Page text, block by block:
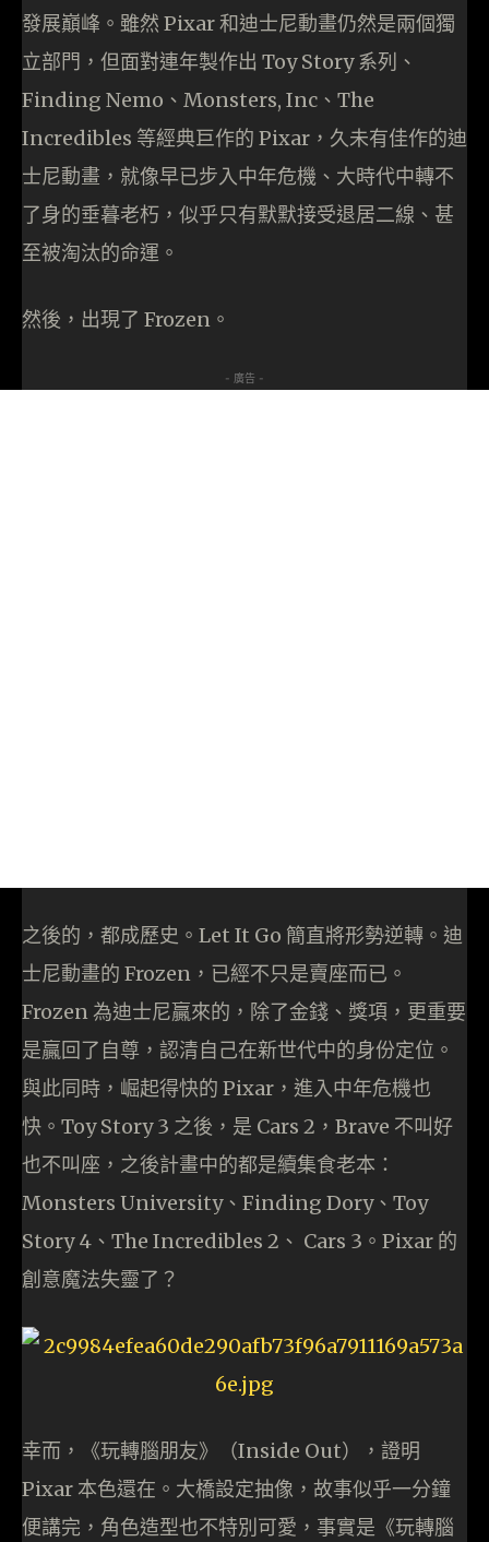
發展巔峰。雖然 Pixar 和迪士尼動畫仍然是兩個獨
立部門，但面對連年製作出 Toy Story 系列、
Finding Nemo、Monsters, Inc、The
Incredibles 等經典巨作的 Pixar，久未有佳作的迪
士尼動畫，就像早已步入中年危機、大時代中轉不
了身的垂暮老朽，似乎只有默默接受退居二線、甚
至被淘汰的命運。
然後，出現了 Frozen。
- 廣告 -
之後的，都成歷史。Let It Go 簡直將形勢逆轉。迪
士尼動畫的 Frozen，已經不只是賣座而已。
Frozen 為迪士尼贏來的，除了金錢、獎項，更重要
是贏回了自尊，認清自己在新世代中的身份定位。
與此同時，崛起得快的 Pixar，進入中年危機也
快。Toy Story 3 之後，是 Cars 2，Brave 不叫好
也不叫座，之後計畫中的都是續集食老本：
Monsters University、Finding Dory、Toy
Story 4、The Incredibles 2、 Cars 3。Pixar 的
創意魔法失靈了？
幸而，《玩轉腦朋友》（Inside Out），證明
Pixar 本色還在。大橋設定抽像，故事似乎一分鐘
便講完，角色造型也不特別可愛，事實是《玩轉腦